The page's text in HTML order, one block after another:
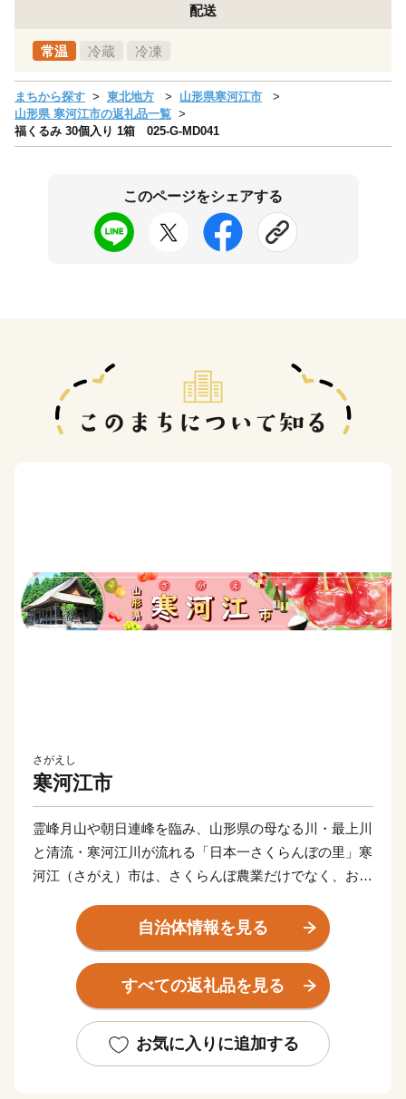
配送
常温 冷蔵 冷凍
まちから探す 東北地方
山形県寒河江市
山形県 寒河江市の返礼品一覧
福くるみ 30個入り 1箱 025-G-MD041
このページをシェアする
さがえし
寒河江市
霊峰月山や朝日連峰を臨み、山形県の母なる川・最上川
と清流・寒河江川が流れる「日本一さくらんぼの里」寒
河江（さがえ）市は、さくらんぼ農業だけでなく、おい
豊かな自然の恵みがあふれ、さくらんぼ、桃、ラ・フラ
ンス、りんごなどの果物はもちろん、そばや地酒の蔵元
どころとしても知られています。
自治体情報を見る
すべての返礼品を見る
お気に入りに追加する